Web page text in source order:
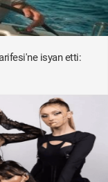
isyan etti: